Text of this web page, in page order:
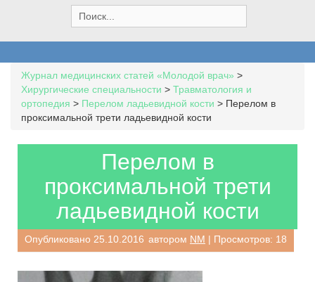
e
a
h
f
o
r
Журнал медицинских статей «Молодой врач» >
Хирургические специальности > Травматология и
ортопедия > Перелом ладьевидной кости > Перелом в
проксимальной трети ладьевидной кости
Перелом в
проксимальной трети
ладьевидной кости
Опубликовано 25.10.2016 автором NM | Просмотров: 18